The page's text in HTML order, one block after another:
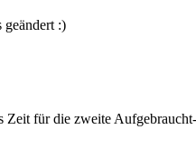
geändert :)
für die zweite